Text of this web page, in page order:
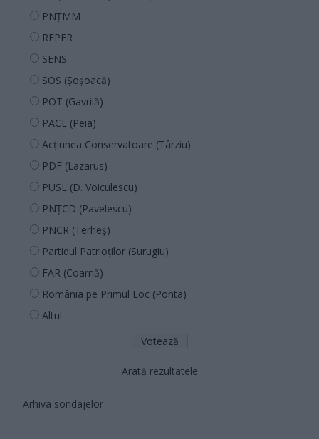
PNȚMM
REPER
SENS
SOS (Șoșoacă)
POT (Gavrilă)
PACE (Peia)
Acțiunea Conservatoare (Târziu)
PDF (Lazarus)
PUSL (D. Voiculescu)
PNȚCD (Pavelescu)
PNCR (Terheș)
Partidul Patrioților (Surugiu)
FAR (Coarnă)
România pe Primul Loc (Ponta)
Altul
Arată rezultatele
Arhiva sondajelor